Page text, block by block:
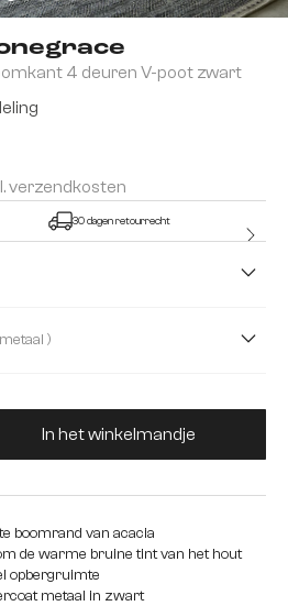
4 deuren V-poot zwart
verzendkosten
30 dagen retourrecht
( Poot V-vormig metaal )
Voer de
In het winkelmandje
boomrand van acacia
de warme bruine tint van het hout
opbergruimte
metaal in zwart